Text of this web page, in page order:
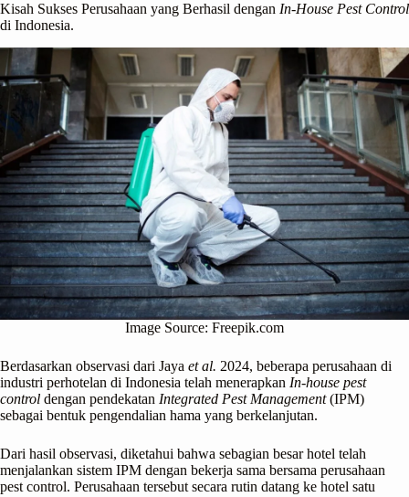
Kisah Sukses Perusahaan yang Berhasil dengan In-House Pest Control
di Indonesia.
Image Source: Freepik.com
Berdasarkan observasi dari Jaya et al. 2024, beberapa perusahaan di
industri perhotelan di Indonesia telah menerapkan In-house pest
control dengan pendekatan Integrated Pest Management(IPM)
sebagai bentuk pengendalian hama yang berkelanjutan.
Dari hasil observasi, diketahui bahwa sebagian besar hotel telah
menjalankan sistem IPM dengan bekerja sama bersama perusahaan
pest control. Perusahaan tersebut secara rutin datang ke hotel satu